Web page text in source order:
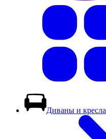
Диваны и кресла